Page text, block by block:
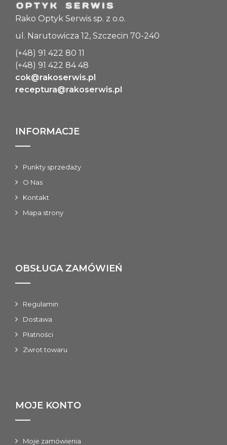
Rako Optyk Serwis sp. z o.o.
ul. Narutowicza 12, Szczecin 70-240
(+48) 91 422 80 11
(+48) 91 422 84 48
cok@rakoserwis.pl
receptura@rakoserwis.pl
INFORMACJE
Punkty sprzedaży
O Nas
Kontakt
Mapa strony
OBSŁUGA ZAMÓWIEŃ
Regulamin
Dostawa
Płatności
Zwrot towaru
MOJE KONTO
Moje zamówienia